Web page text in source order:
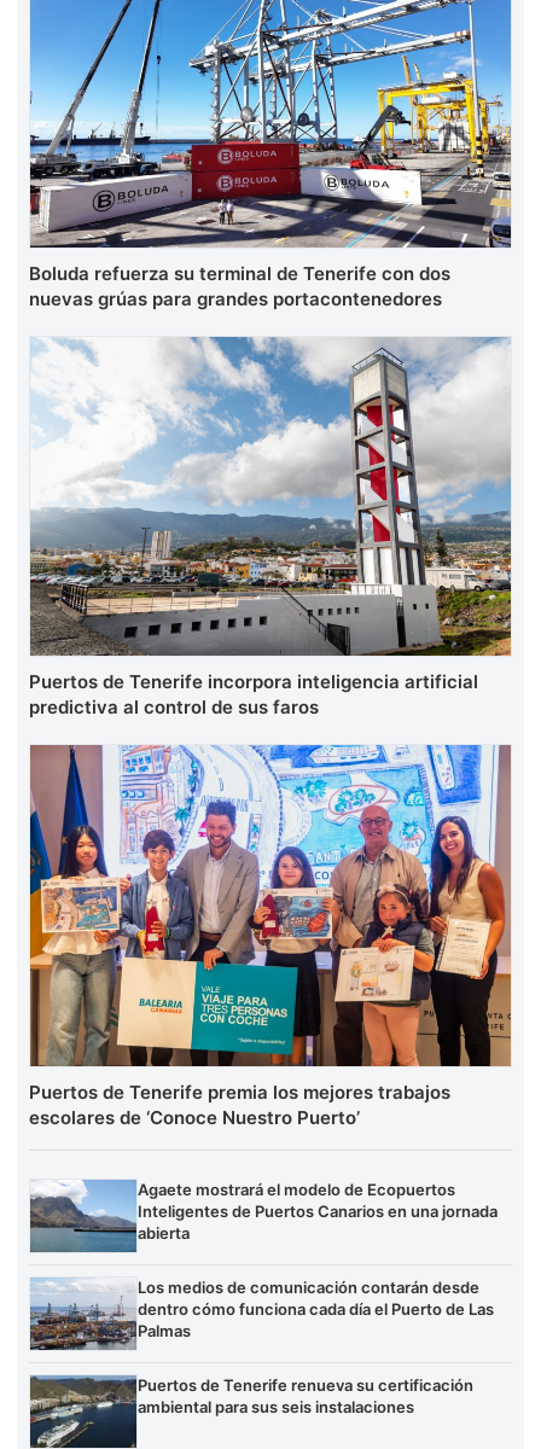
Boluda refuerza su terminal de Tenerife con dos
nuevas grúas para grandes portacontenedores
Puertos de Tenerife incorpora inteligencia artificial
predictiva al control de sus faros
Puertos de Tenerife premia los mejores trabajos
escolares de ‘Conoce Nuestro Puerto’
Agaete mostrará el modelo de Ecopuertos
Inteligentes de Puertos Canarios en una jornada
abierta
Los medios de comunicación contarán desde
dentro cómo funciona cada día el Puerto de Las
Palmas
Puertos de Tenerife renueva su certificación
ambiental para sus seis instalaciones